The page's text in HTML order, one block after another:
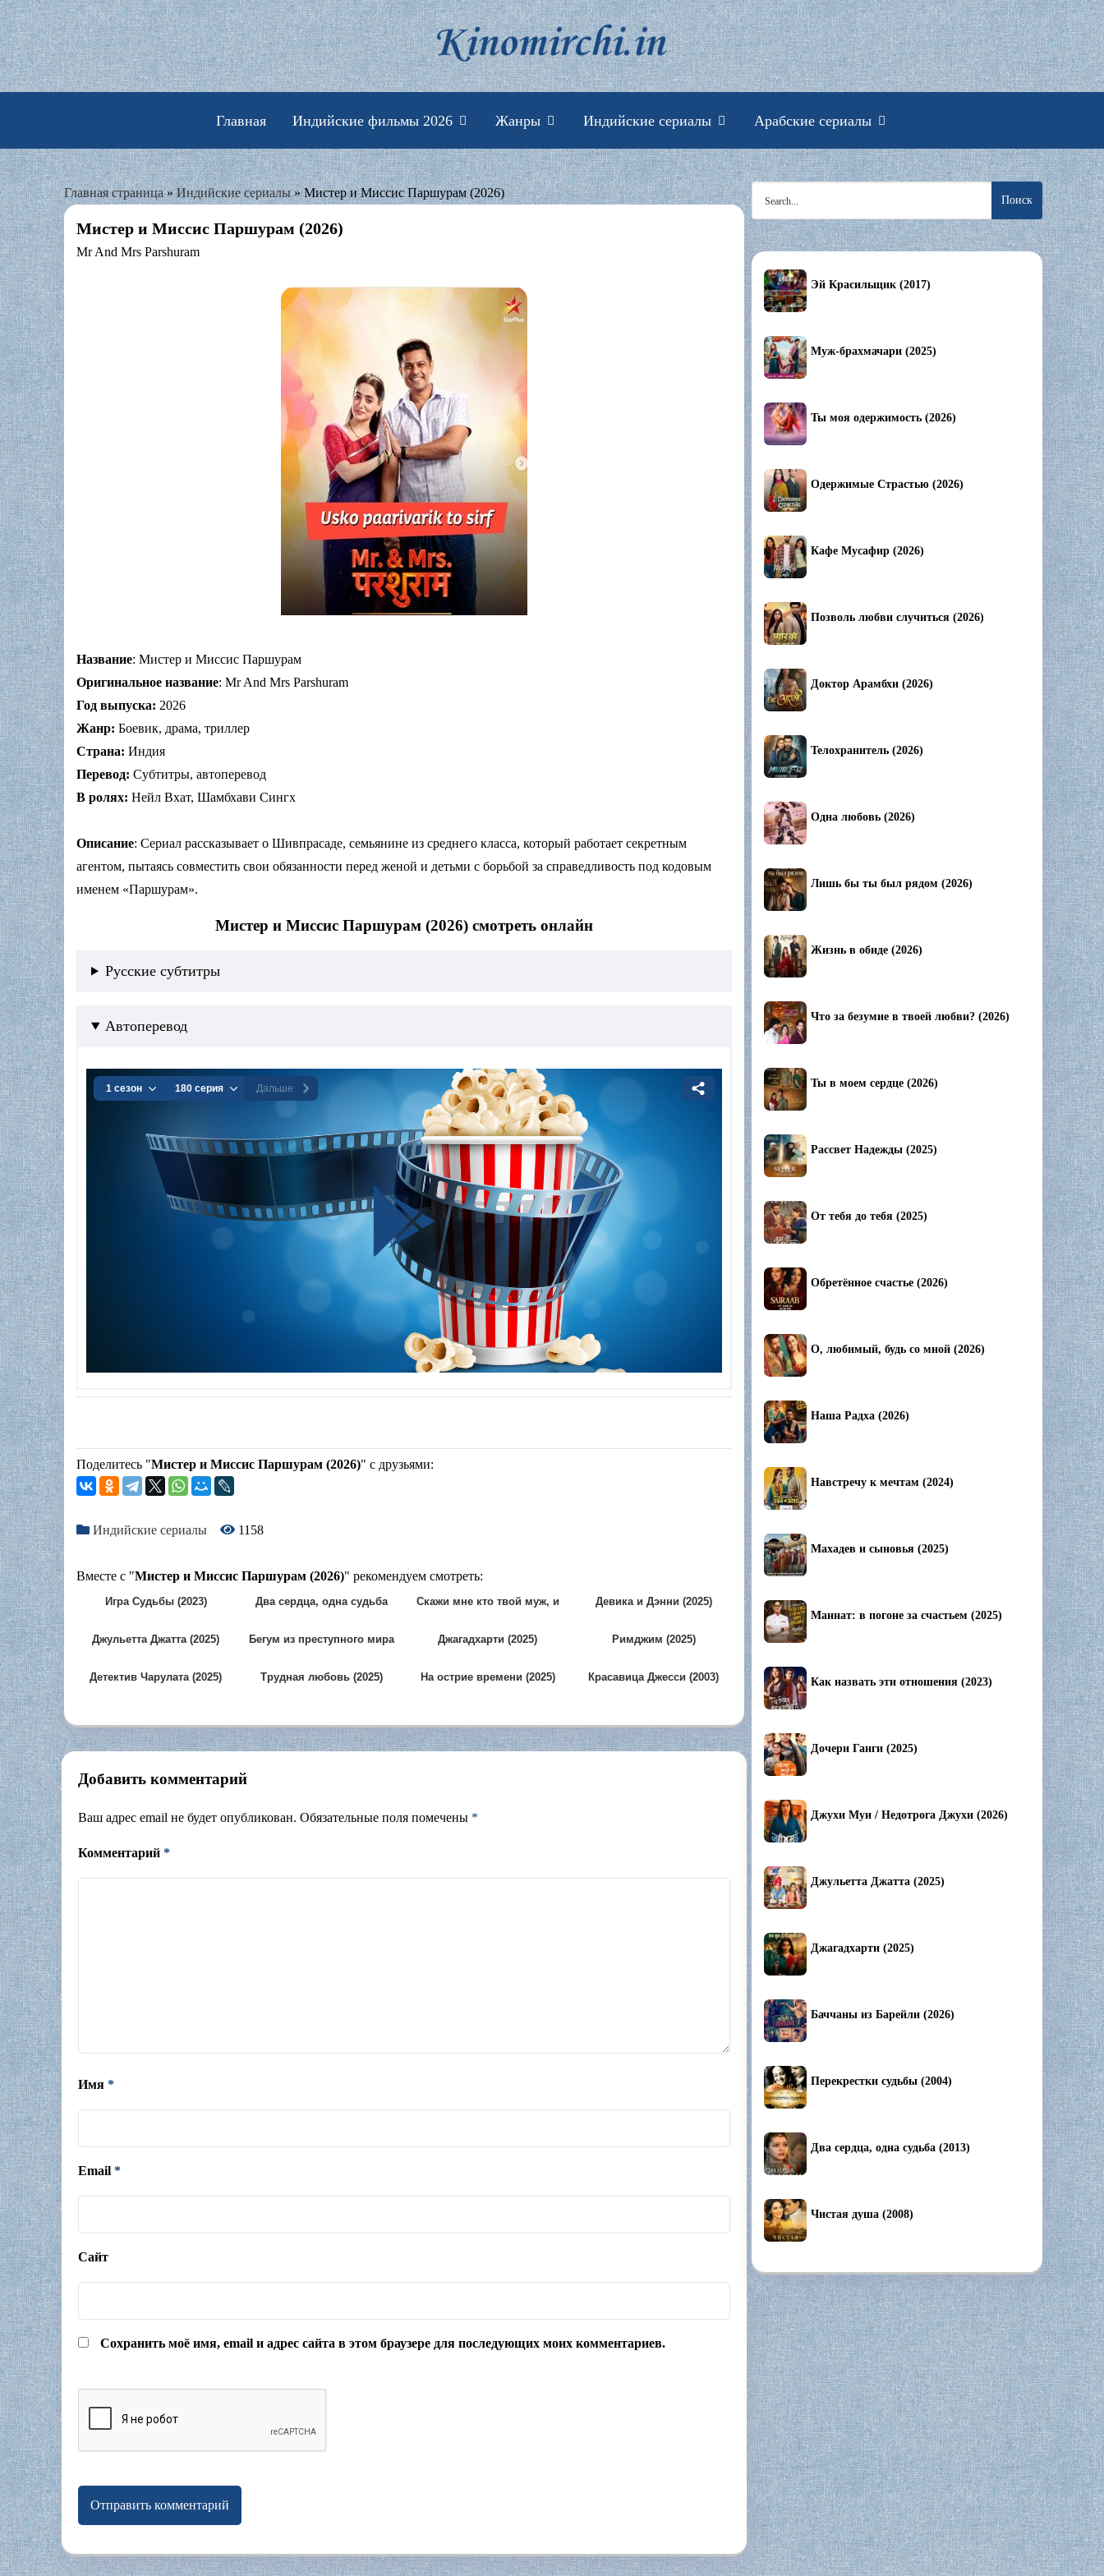
Skip
to
content
Индийские фильмы смотреть онлайн
Главная Индийские фильмы 2026 Жанры Индийские сериалы Арабские сериалы
Главная страница»Индийские сериалы»Мистер и Миссис Паршурам (2026)
Мистер и Миссис Паршурам (2026)
Mr And Mrs Parshuram
Название: Мистер и Миссис Паршурам
Оригинальное название: Mr And Mrs Parshuram
Год выпуска: 2026
Жанр: Боевик, драма, триллер
Страна: Индия
Перевод: Субтитры, автоперевод
В ролях: Нейл Вхат, Шамбхави Сингх
Описание: Сериал рассказывает о Шивпрасаде, семьянине из среднего класса, который работает секретным
агентом, пытаясь совместить свои обязанности перед женой и детьми с борьбой за справедливость под кодовым
именем «Паршурам».
Мистер и Миссис Паршурам (2026) смотреть онлайн
Русские субтитры
Автоперевод
Поделитесь "Мистер и Миссис Паршурам (2026)" с друзьями:
Индийские сериалы 1158
Вместе с "Мистер и Миссис Паршурам (2026)" рекомендуем смотреть:
Игра Судьбы (2023)
Два сердца, одна судьба
Скажи мне кто твой муж, и
Девика и Дэнни (2025)
Джульетта Джатта (2025)
Бегум из преступного мира
Джагадхарти (2025) Римджим (2025)
Детектив Чарулата (2025) Трудная любовь (2025) На острие времени (2025) Красавица Джесси (2003)
Добавить комментарий
Ваш адрес email не будет опубликован. Обязательные поля помечены *
Комментарий *
Имя *
Email *
Сайт
Сохранить моё имя, email и адрес сайта в этом браузере для последующих моих комментариев.
Search
for:
Эй Красильщик (2017)
Муж-брахмачари (2025)
Ты моя одержимость (2026)
Одержимые Страстью (2026)
Кафе Мусафир (2026)
Позволь любви случиться (2026)
Доктор Арамбхи (2026)
Телохранитель (2026)
Одна любовь (2026)
Лишь бы ты был рядом (2026)
Жизнь в обиде (2026)
Что за безумие в твоей любви? (2026)
Ты в моем сердце (2026)
Рассвет Надежды (2025)
От тебя до тебя (2025)
Обретённое счастье (2026)
О, любимый, будь со мной (2026)
Наша Радха (2026)
Навстречу к мечтам (2024)
Махадев и сыновья (2025)
Маннат: в погоне за счастьем (2025)
Как назвать эти отношения (2023)
Дочери Ганги (2025)
Джухи Муи / Недотрога Джухи (2026)
Джульетта Джатта (2025)
Джагадхарти (2025)
Баччаны из Барейли (2026)
Перекрестки судьбы (2004)
Два сердца, одна судьба (2013)
Чистая душа (2008)